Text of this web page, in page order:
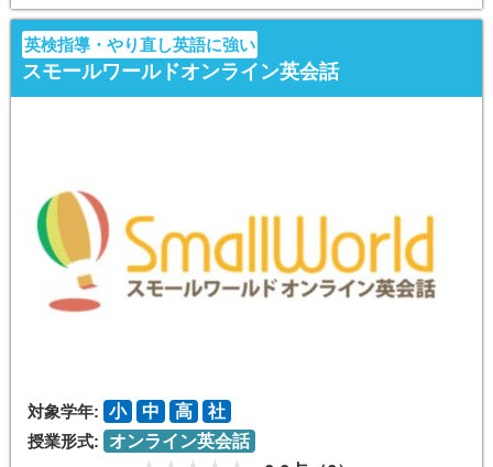
英検指導・やり直し英語に強い
スモールワールドオンライン英会話
対象学年: 小 中 高
社
授業形式:
オンライン英会話